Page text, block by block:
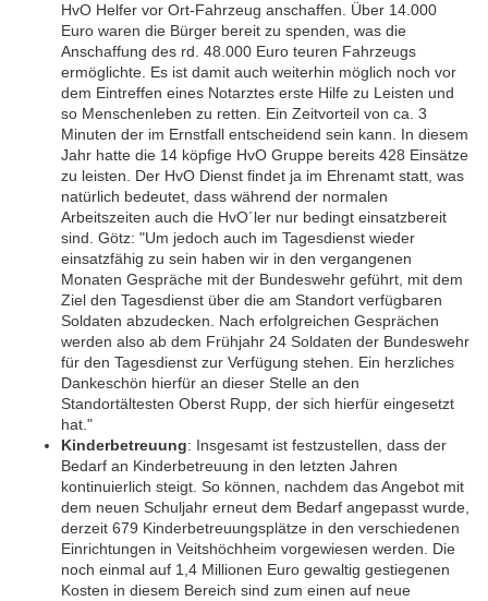
HvO Helfer vor Ort-Fahrzeug anschaffen. Über 14.000
Euro waren die Bürger bereit zu spenden, was die
Anschaffung des rd. 48.000 Euro teuren Fahrzeugs
ermöglichte. Es ist damit auch weiterhin möglich noch vor
dem Eintreffen eines Notarztes erste Hilfe zu Leisten und
so Menschenleben zu retten. Ein Zeitvorteil von ca. 3
Minuten der im Ernstfall entscheidend sein kann. In diesem
Jahr hatte die 14 köpfige HvO Gruppe bereits 428 Einsätze
zu leisten. Der HvO Dienst findet ja im Ehrenamt statt, was
natürlich bedeutet, dass während der normalen
Arbeitszeiten auch die HvO´ler nur bedingt einsatzbereit
sind. Götz: "Um jedoch auch im Tagesdienst wieder
einsatzfähig zu sein haben wir in den vergangenen
Monaten Gespräche mit der Bundeswehr geführt, mit dem
Ziel den Tagesdienst über die am Standort verfügbaren
Soldaten abzudecken. Nach erfolgreichen Gesprächen
werden also ab dem Frühjahr 24 Soldaten der Bundeswehr
für den Tagesdienst zur Verfügung stehen. Ein herzliches
Dankeschön hierfür an dieser Stelle an den
Standortältesten Oberst Rupp, der sich hierfür eingesetzt
hat."
Kinderbetreuung: Insgesamt ist festzustellen, dass der
Bedarf an Kinderbetreuung in den letzten Jahren
kontinuierlich steigt. So können, nachdem das Angebot mit
dem neuen Schuljahr erneut dem Bedarf angepasst wurde,
derzeit 679 Kinderbetreuungsplätze in den verschiedenen
Einrichtungen in Veitshöchheim vorgewiesen werden. Die
noch einmal auf 1,4 Millionen Euro gewaltig gestiegenen
Kosten in diesem Bereich sind zum einen auf neue